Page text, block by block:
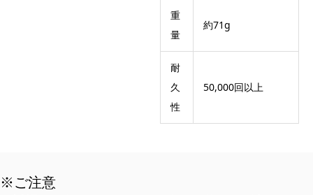
重
量
約71g
耐
久
性
50,000回以上
※ご注意